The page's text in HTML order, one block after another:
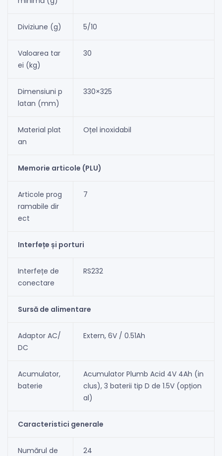
Diviziune (g) 5/10
Valoarea tar
ei (kg)
30
Dimensiuni p
latan (mm)
330×325
Material plat
an
Oțel inoxidabil
Memorie articole (PLU)
Articole prog
ramabile dir
ect
7
Interfețe și porturi
Interfețe de
conectare
RS232
Sursă de alimentare
Adaptor AC/
DC
Extern, 6V / 0.51Ah
Acumulator,
baterie
Acumulator Plumb Acid 4V 4Ah (in
clus), 3 baterii tip D de 1.5V (opțion
al)
Caracteristici generale
Numărul de
24